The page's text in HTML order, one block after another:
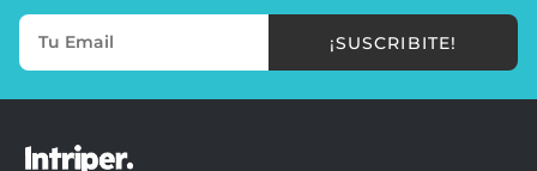
¡SUSCRIBITE!